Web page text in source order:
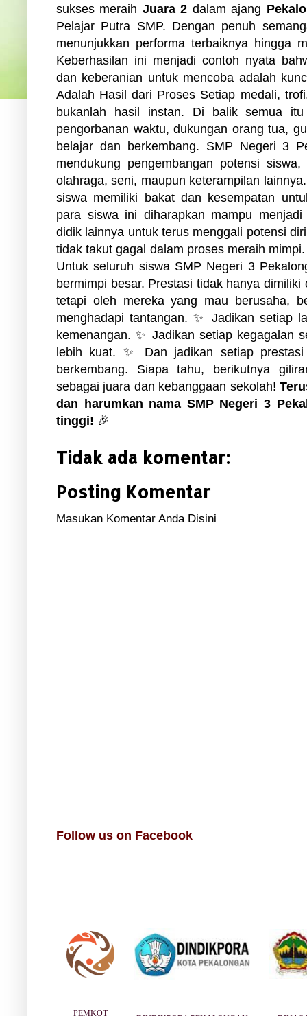
sukses meraih Juara 2 dalam ajang
Pelajar Putra SMP. Dengan penuh
menunjukkan performa terbaiknya hingga
Keberhasilan ini menjadi contoh nyata
dan keberanian untuk mencoba adalah
Adalah Hasil dari Proses Setiap medali,
bukanlah hasil instan. Di balik semua itu
pengorbanan waktu, dukungan orang tua,
belajar dan berkembang. SMP Negeri 3
mendukung pengembangan potensi
olahraga, seni, maupun keterampilan
siswa memiliki bakat dan kesempatan
para siswa ini diharapkan mampu
didik lainnya untuk terus menggali potensi
tidak takut gagal dalam proses meraih
Untuk seluruh siswa SMP Negeri 3
bermimpi besar. Prestasi tidak hanya
tetapi oleh mereka yang mau berusaha,
menghadapi tantangan. ✨ Jadikan setiap
kemenangan. ✨ Jadikan setiap kegagalan
lebih kuat. ✨ Dan jadikan setiap
berkembang. Siapa tahu, berikutnya
sebagai juara dan kebanggaan sekolah!
dan harumkan nama SMP Negeri 3
tinggi! 🎉
Tidak ada komentar:
Posting Komentar
Masukan Komentar Anda Disini
Follow us on Facebook
PEMKOT